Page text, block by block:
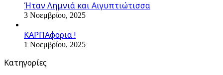
Ήταν Λημνιά και Αιγυπτιώτισσα
3 Νοεμβρίου, 2025
ΚΑΡΠΑφορια !
1 Νοεμβρίου, 2025
Kατηγορίες